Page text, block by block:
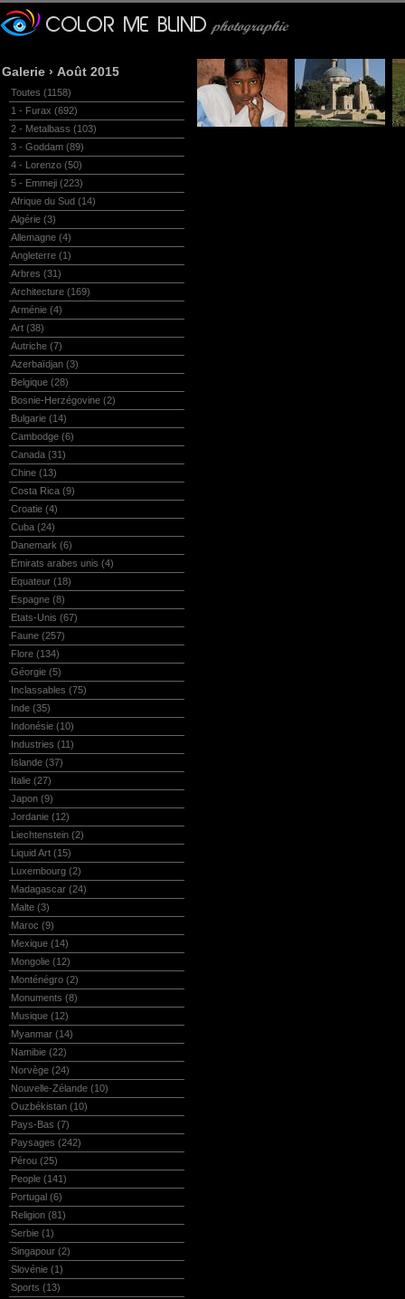
Galerie › Août 2015
Toutes (1158)
1 - Furax (692)
2 - Metalbass (103)
3 - Goddam (89)
4 - Lorenzo (50)
5 - Emmeji (223)
Afrique du Sud (14)
Algérie (3)
Allemagne (4)
Angleterre (1)
Arbres (31)
Architecture (169)
Arménie (4)
Art (38)
Autriche (7)
Azerbaïdjan (3)
Belgique (28)
Bosnie-Herzégovine (2)
Bulgarie (14)
Cambodge (6)
Canada (31)
Chine (13)
Costa Rica (9)
Croatie (4)
Cuba (24)
Danemark (6)
Emirats arabes unis (4)
Equateur (18)
Espagne (8)
Etats-Unis (67)
Faune (257)
Flore (134)
Géorgie (5)
Inclassables (75)
Inde (35)
Indonésie (10)
Industries (11)
Islande (37)
Italie (27)
Japon (9)
Jordanie (12)
Liechtenstein (2)
Liquid Art (15)
Luxembourg (2)
Madagascar (24)
Malte (3)
Maroc (9)
Mexique (14)
Mongolie (12)
Monténégro (2)
Monuments (8)
Musique (12)
Myanmar (14)
Namibie (22)
Norvège (24)
Nouvelle-Zélande (10)
Ouzbékistan (10)
Pays-Bas (7)
Paysages (242)
Pérou (25)
People (141)
Portugal (6)
Religion (81)
Serbie (1)
Singapour (2)
Slovénie (1)
Sports (13)